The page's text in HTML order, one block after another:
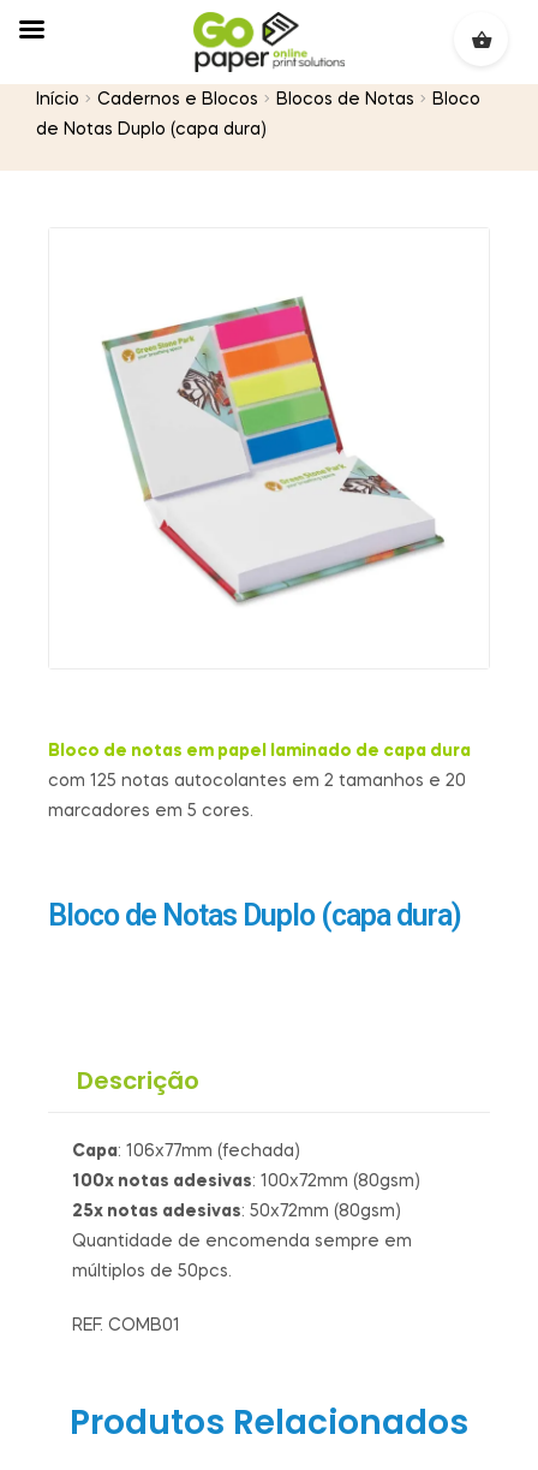
Início Cadernos e Blocos Blocos de Notas
Bloco
de Notas Duplo (capa dura)
Bloco de notas em papel laminado de capa dura
com 125 notas autocolantes em 2 tamanhos e 20
marcadores em 5 cores.
Bloco de Notas Duplo (capa dura)
Descrição
Capa: 106x77mm (fechada)
100x notas adesivas: 100x72mm (80gsm)
25x notas adesivas: 50x72mm (80gsm)
Quantidade de encomenda sempre em
múltiplos de 50pcs.
REF. COMB01
Produtos Relacionados